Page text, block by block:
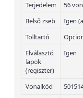
Terjedelem
56
Belső zseb
Igen
Tolltartó
Elválasztó
lapok
(regiszter)
Igen
Vonalkód